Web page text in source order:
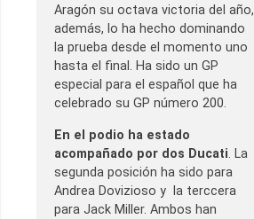
Aragón su octava victoria del año,
además, lo ha hecho dominando
la prueba desde el momento uno
hasta el final. Ha sido un GP
especial para el español que ha
celebrado su GP número 200.
En el podio ha estado
acompañado por dos Ducati. La
segunda posición ha sido para
Andrea Dovizioso y la terccera
para Jack Miller. Ambos han